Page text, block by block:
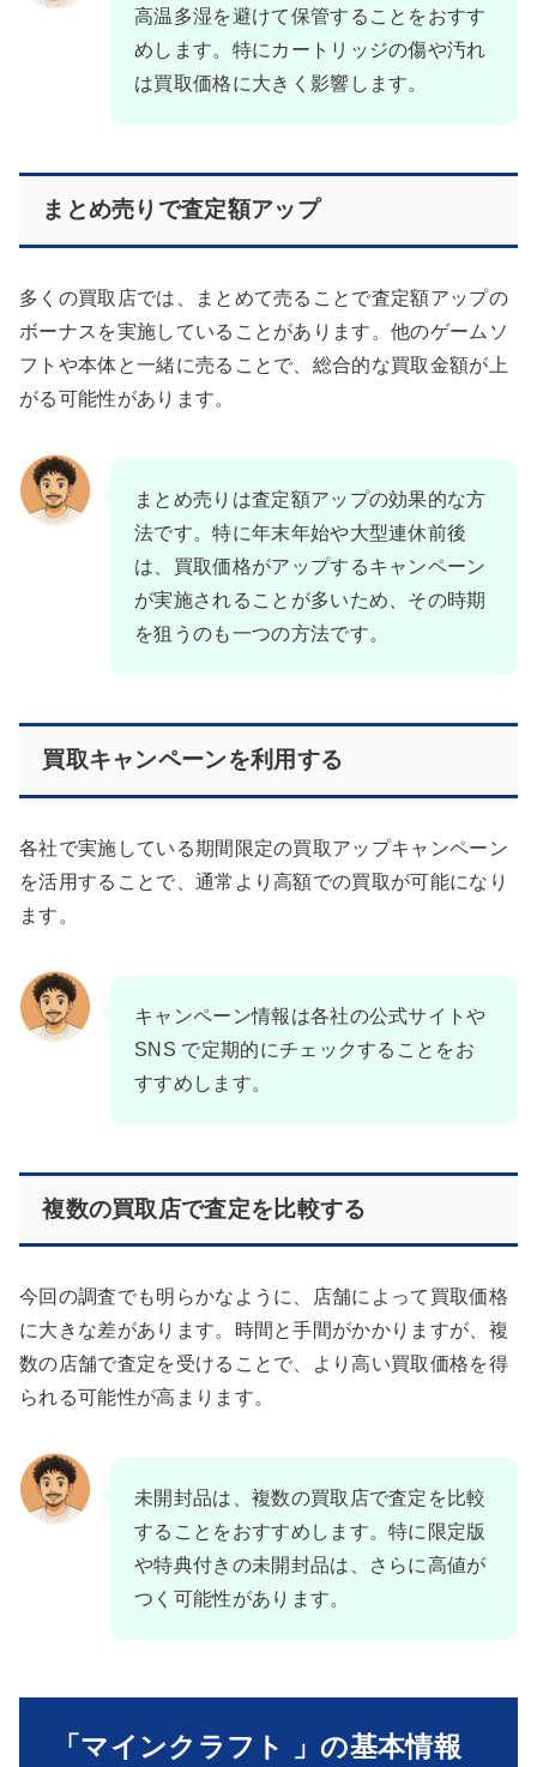
高温多湿を避けて保管することをおすす
めします。特にカートリッジの傷や汚れ
は買取価格に大きく影響します。
まとめ売りで査定額アップ
多くの買取店では、まとめて売ることで査定額アップの
ボーナスを実施していることがあります。他のゲームソ
フトや本体と一緒に売ることで、総合的な買取金額が上
がる可能性があります。
まとめ売りは査定額アップの効果的な方
法です。特に年末年始や大型連休前後
は、買取価格がアップするキャンペーン
が実施されることが多いため、その時期
を狙うのも一つの方法です。
買取キャンペーンを利用する
各社で実施している期間限定の買取アップキャンペーン
を活用することで、通常より高額での買取が可能になり
ます。
キャンペーン情報は各社の公式サイトや
SNS で定期的にチェックすることをお
すすめします。
複数の買取店で査定を比較する
今回の調査でも明らかなように、店舗によって買取価格
に大きな差があります。時間と手間がかかりますが、複
数の店舗で査定を受けることで、より高い買取価格を得
られる可能性が高まります。
未開封品は、複数の買取店で査定を比較
することをおすすめします。特に限定版
や特典付きの未開封品は、さらに高値が
つく可能性があります。
「マインクラフト 」の基本情報